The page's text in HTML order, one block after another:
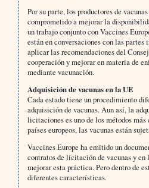
Por su parte, los productores de
comprometido a mejorar la
un trabajo conjunto con Vaccines
están en conversaciones con las partes
aplicar las recomendaciones del
cooperación y mejorar en materia de
mediante vacunación.
Adquisición de vacunas en la UE
Cada estado tiene un procedimiento
adquisición de vacunas. Aun así, la
licitaciones es uno de los métodos
países europeos, las vacunas están
Vaccines Europe ha emitido un
contratos de licitación de vacunas y en
mejorar esta práctica. Pero dentro de
diferentes características.